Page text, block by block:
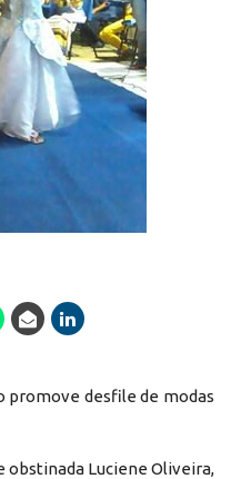
promove desfile de modas
obstinada Luciene Oliveira,